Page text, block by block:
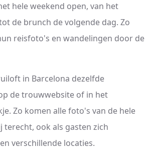
hele weekend open, van het
de brunch de volgende dag. Zo
reisfoto's en wandelingen door de
in Barcelona dezelfde
de trouwwebsite of in het
Zo komen alle foto's van de hele
terecht, ook als gasten zich
verschillende locaties.